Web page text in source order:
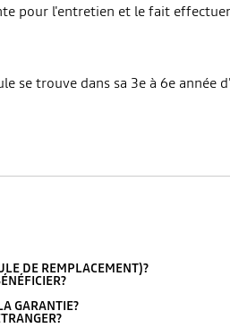
pour l'entretien et le fait
se trouve dans sa 3e à 6e
DE REMPLACEMENT)?
GARANTIE?